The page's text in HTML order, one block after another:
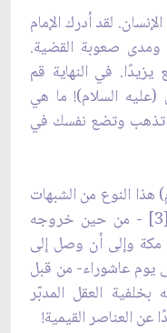
لقد أدرك الإمام
صعوبة القضية.
يزيدًا. في النهاية قم
(عليه السلام)! ما هي
تذهب وتضع نفسك في
هذا النوع من الشبهات
والإشكالات بشكل مستمر ومتواصل[3] - من حين خروجه
وإلى أن وصل إلى
يوم عاشوراء- من قبل
العقل المدبّر
عن العناصر القيمية!